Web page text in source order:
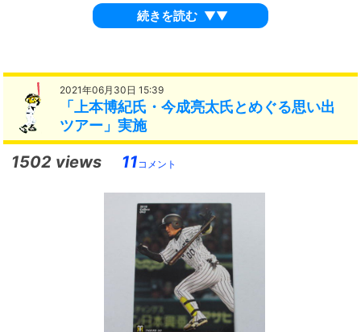
続きを読む ▼▼
2021年06月30日 15:39
「上本博紀氏・今成亮太氏とめぐる思い出
ツアー」実施
1502 views 11コメント